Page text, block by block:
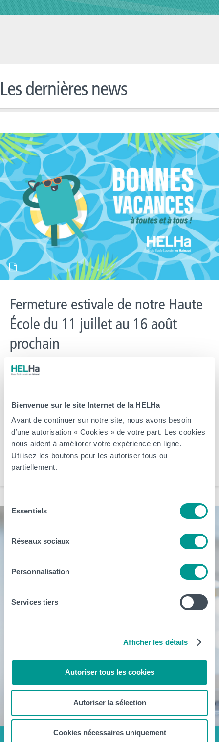
Bienvenue sur le site Internet de la HELHa
Avant de continuer sur notre site, nous avons besoin
d’une autorisation « Cookies » de votre part. Les cookies
nous aident à améliorer votre expérience en ligne.
Utilisez les boutons pour les autoriser tous ou
partiellement.
Essentiels
Réseaux sociaux
Personnalisation
Services tiers
Afficher les détails
Autoriser tous les cookies
Autoriser la sélection
Cookies nécessaires uniquement
Les dernières news
Fermeture estivale de notre Haute
École du 11 juillet au 16 août
prochain
> Les différentes implantations et campus de la Haute École sont
fermés jusqu’au 16 août 2026 inclus. Nos équipes prennent un
Cependant, notre plateforme d’inscription en ligne reste bien
accessible via l’onglet inscription. Il est donc possible de débuter
une inscription pour […]
Arts, Business et Communication CeREF Éducation et Social HELHa
Santé et Technologies Médicales